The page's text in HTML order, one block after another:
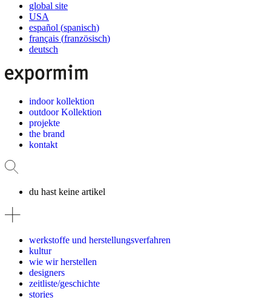
global site
USA
español (spanisch)
français (französisch)
deutsch
indoor kollektion
outdoor Kollektion
projekte
the brand
kontakt
du hast keine artikel
werkstoffe und herstellungsverfahren
kultur
wie wir herstellen
designers
zeitliste/geschichte
stories